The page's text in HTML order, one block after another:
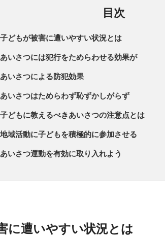
目次
子どもが被害に遭いやすい状況とは
あいさつには犯行をためらわせる効果が
あいさつによる防犯効果
あいさつはためらわず恥ずかしがらず
子どもに教えるべきあいさつの注意点とは
地域活動に子どもを積極的に参加させる
あいさつ運動を有効に取り入れよう
に遭いやすい状況とは